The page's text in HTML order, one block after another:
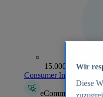
15.000+ Marken
Consumer Insights
eCommerce
Wir
Diese